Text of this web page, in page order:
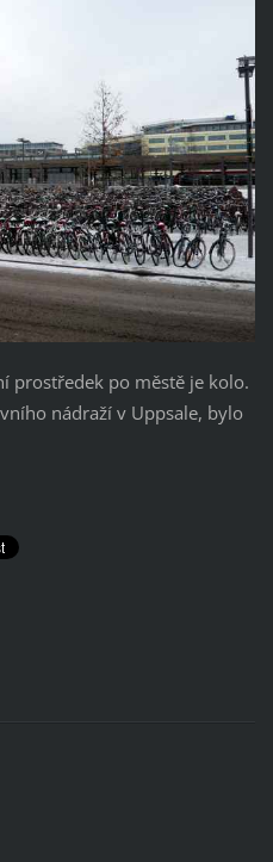
prostředek po městě je kolo.
nádraží v Uppsale, bylo